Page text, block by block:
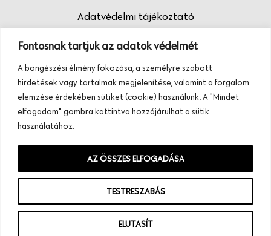
Fontosnak tartjuk az adatok védelmét
A böngészési élmény fokozása, a személyre szabott
hirdetések vagy tartalmak megjelenítése, valamint a forgalom
elemzése érdekében sütiket (cookie) használunk. A "Mindet
elfogadom" gombra kattintva hozzájárulhat a sütik
használatához.
TESTRESZABÁS
ELUTASÍT
AZ ÖSSZES ELFOGADÁSA
Adatvédelmi tájékoztató
Fodrász vagy?
Tudj meg többet termékeinkről, szolgáltatásainkról.
Hívj minket, vagy üzenj nekünk ezen a
telefonszámon:
+36 20 945 84 74